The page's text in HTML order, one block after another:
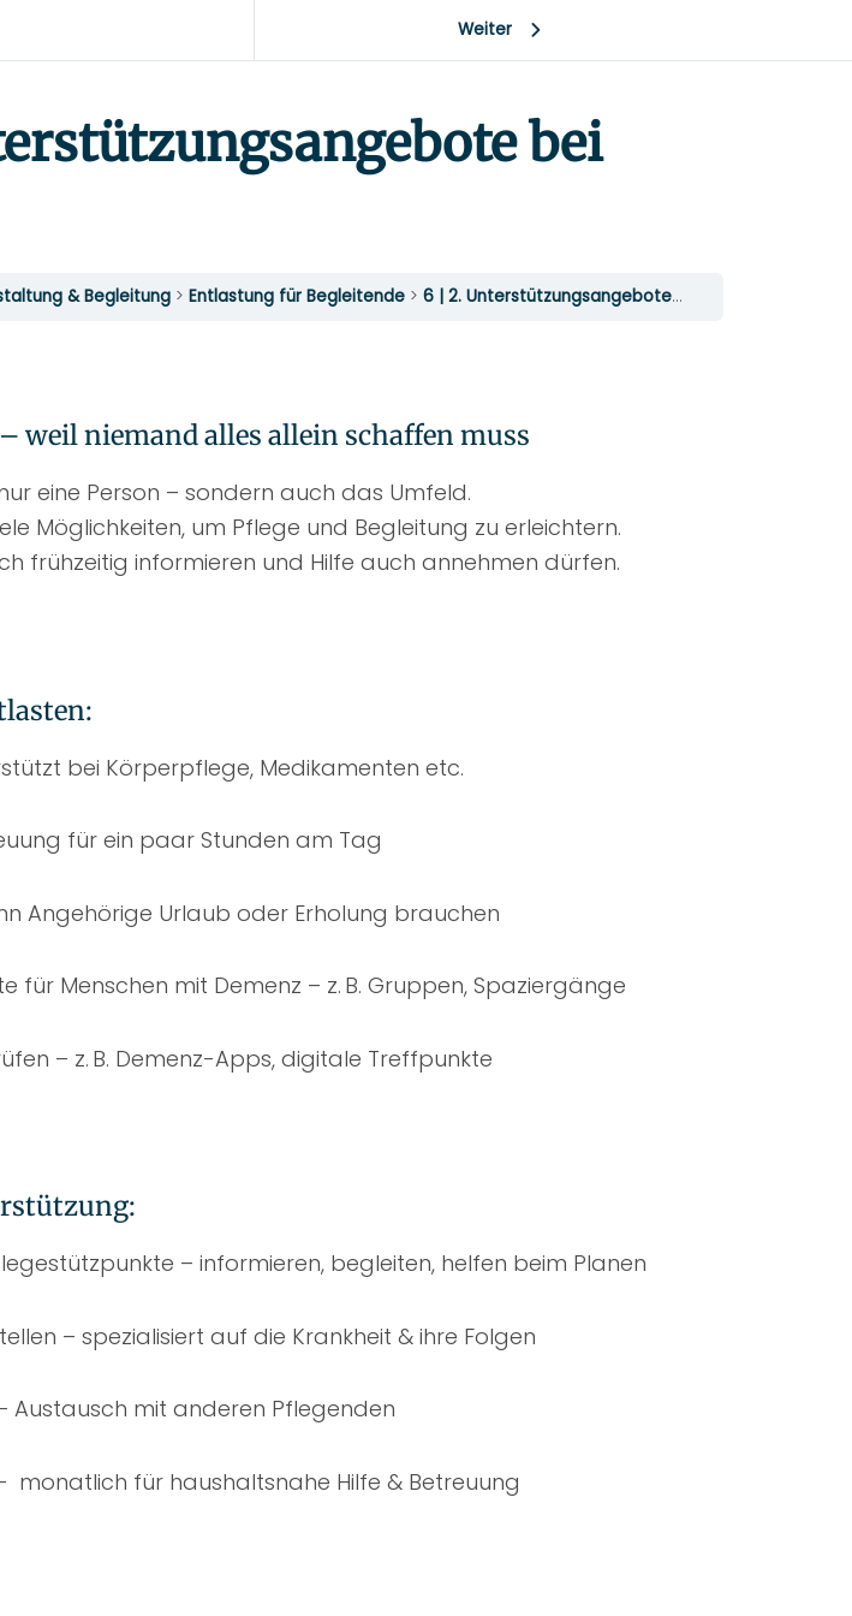
Weiter
bei
& Begleitung Entlastung für Begleitende 6 | 2. Unterstützungsangebote bei Demenz
weil niemand alles allein schaffen muss
eine Person – sondern auch das Umfeld.
Möglichkeiten, um Pflege und Begleitung zu erleichtern.
frühzeitig informieren und Hilfe auch annehmen dürfen.
bei Körperpflege, Medikamenten etc.
für ein paar Stunden am Tag
Angehörige Urlaub oder Erholung brauchen
für Menschen mit Demenz – z. B. Gruppen, Spaziergänge
– z. B. Demenz-Apps, digitale Treffpunkte
– informieren, begleiten, helfen beim Planen
– spezialisiert auf die Krankheit & ihre Folgen
Austausch mit anderen Pflegenden
monatlich für haushaltsnahe Hilfe & Betreuung